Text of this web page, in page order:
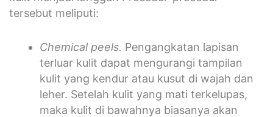
tersebut meliputi:
Chemical peels. Pengangkatan lapisan
terluar kulit dapat mengurangi tampilan
kulit yang kendur atau kusut di wajah dan
leher. Setelah kulit yang mati terkelupas,
maka kulit di bawahnya biasanya akan